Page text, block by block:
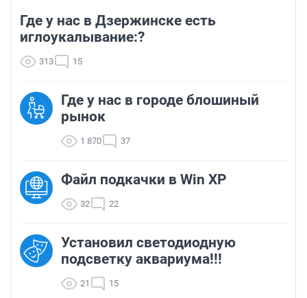
Где у нас в Дзержинске есть
иглоукалывание:?
313 15
Где у нас в городе блошиный
рынок
1 870 37
Файл подкачки в Win XP
32 22
Установил светодиодную
подсветку аквариума!!!
21 15